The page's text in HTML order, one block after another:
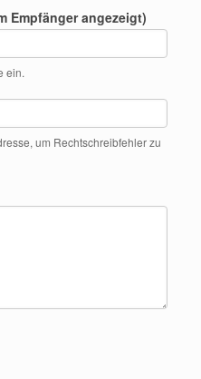
Empfänger angezeigt)
ein.
um Rechtschreibfehler zu